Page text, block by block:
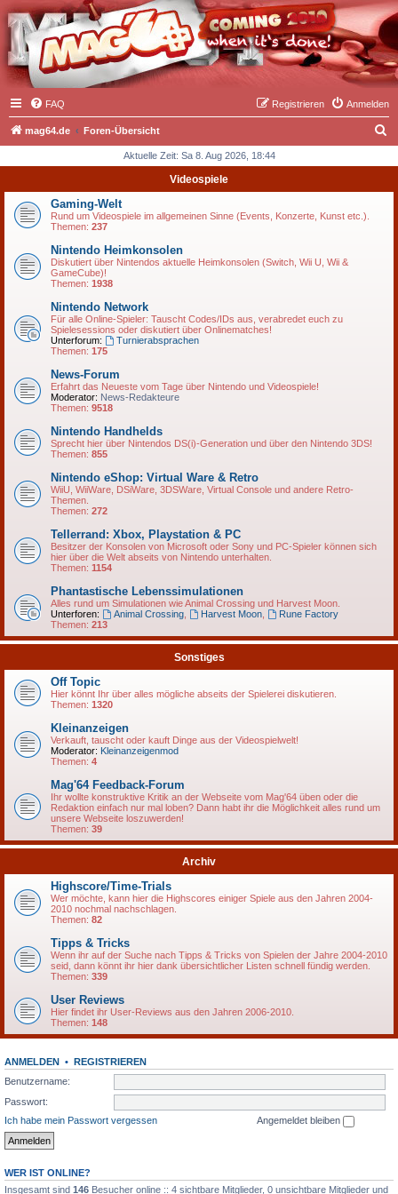
FAQ Anmelden
Registrieren
mag64.de Foren-Übersicht
h
Aktuelle Zeit: Sa 8. Aug 2026, 18:44
Videospiele
Gaming-Welt
Rund um Videospiele im allgemeinen Sinne (Events, Konzerte, Kunst etc.).
Themen: 237
Nintendo Heimkonsolen
Diskutiert über Nintendos aktuelle Heimkonsolen (Switch, Wii U, Wii &
GameCube)!
Themen: 1938
Nintendo Network
Für alle Online-Spieler: Tauscht Codes/IDs aus, verabredet euch zu
Spielesessions oder diskutiert über Onlinematches!
Unterforum:
Turnierabsprachen
Themen: 175
News-Forum
Erfahrt das Neueste vom Tage über Nintendo und Videospiele!
Moderator: News-Redakteure
Themen: 9518
Nintendo Handhelds
Sprecht hier über Nintendos DS(i)-Generation und über den Nintendo 3DS!
Themen: 855
Nintendo eShop: Virtual Ware & Retro
WiiU, WiiWare, DSiWare, 3DSWare, Virtual Console und andere Retro-
Themen.
Themen: 272
Tellerrand: Xbox, Playstation & PC
Besitzer der Konsolen von Microsoft oder Sony und PC-Spieler können sich
hier über die Welt abseits von Nintendo unterhalten.
Themen: 1154
Phantastische Lebenssimulationen
Alles rund um Simulationen wie Animal Crossing und Harvest Moon.
Unterforen:
Animal Crossing, Harvest Moon,
Rune Factory
Themen: 213
Sonstiges
Off Topic
Hier könnt Ihr über alles mögliche abseits der Spielerei diskutieren.
Themen: 1320
Kleinanzeigen
Verkauft, tauscht oder kauft Dinge aus der Videospielwelt!
Moderator: Kleinanzeigenmod
Themen: 4
Mag'64 Feedback-Forum
Ihr wollte konstruktive Kritik an der Webseite vom Mag'64 üben oder die
Redaktion einfach nur mal loben? Dann habt ihr die Möglichkeit alles rund um
unsere Webseite loszuwerden!
Themen: 39
Archiv
Highscore/Time-Trials
Wer möchte, kann hier die Highscores einiger Spiele aus den Jahren 2004-
2010 nochmal nachschlagen.
Themen: 82
Tipps & Tricks
Wenn ihr auf der Suche nach Tipps & Tricks von Spielen der Jahre 2004-2010
seid, dann könnt ihr hier dank übersichtlicher Listen schnell fündig werden.
Themen: 339
User Reviews
Hier findet ihr User-Reviews aus den Jahren 2006-2010.
Themen: 148
ANMELDEN • REGISTRIEREN
Benutzername:
Passwort:
Ich habe mein Passwort vergessen
Angemeldet bleiben
WER IST ONLINE?
Insgesamt sind 146 Besucher online :: 4 sichtbare Mitglieder, 0 unsichtbare Mitglieder und